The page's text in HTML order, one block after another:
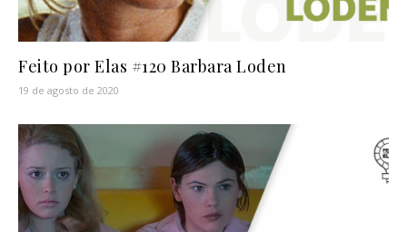
Feito por Elas #120 Barbara Loden
19 de agosto de 2020